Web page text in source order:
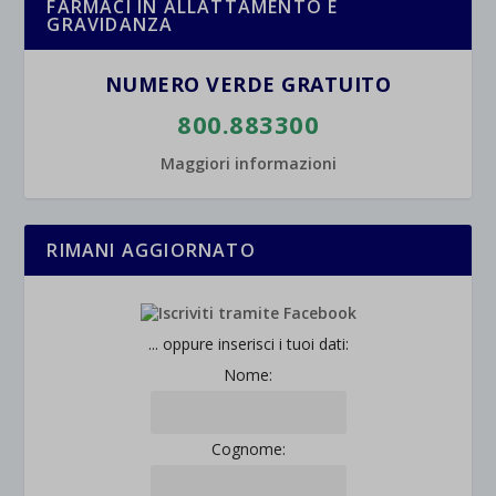
FARMACI IN ALLATTAMENTO E
GRAVIDANZA
NUMERO VERDE GRATUITO
800.883300
Maggiori informazioni
RIMANI AGGIORNATO
... oppure inserisci i tuoi dati:
Nome:
Cognome:
wpc*